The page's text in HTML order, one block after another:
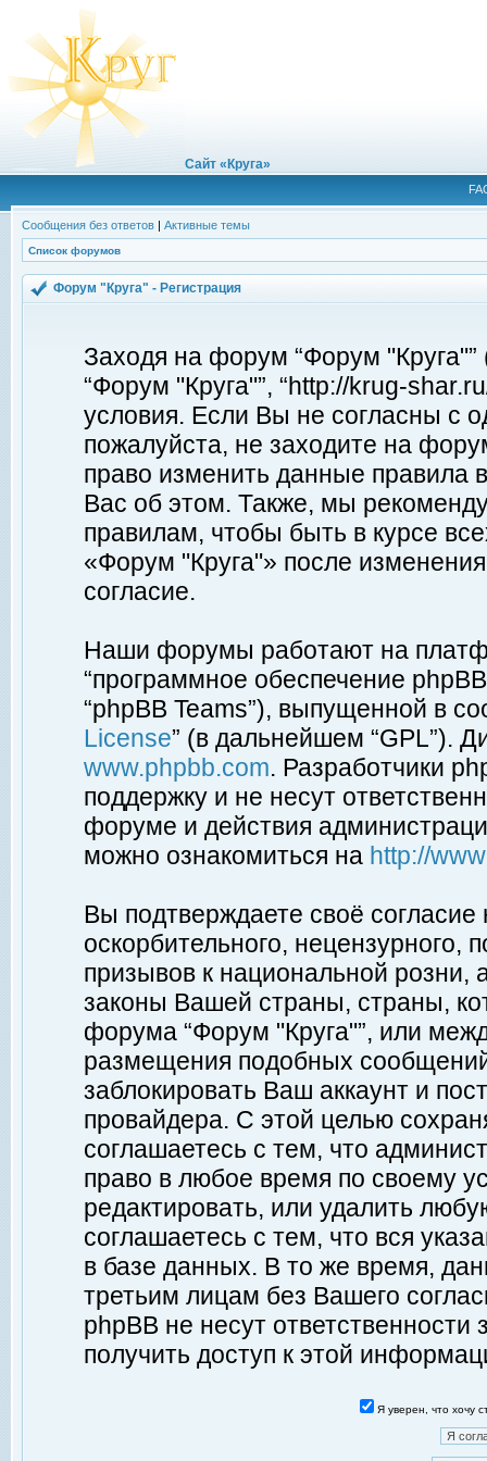
Сайт «Круга»
Сообщения без ответов | Активные темы
Список форумов
Форум "Круга" - Регистрация
Заходя на форум “Форум
“Форум "Круга"”, “http://krug-
условия. Если Вы не согласны с
пожалуйста, не заходите на
право изменить данные правила
Вас об этом. Также, мы
правилам, чтобы быть в курсе
«Форум "Круга"» после
согласие.
Наши форумы работают на
“программное обеспечение
“phpBB Teams”), выпущенной в
License” (в дальнейшем “GPL”).
www.phpbb.com. Разработчики
поддержку и не несут
форуме и действия
можно ознакомиться на http://
Вы подтверждаете своё
оскорбительного, нецензурного,
призывов к национальной
законы Вашей страны, страны,
форума “Форум "Круга"”, или
размещения подобных
заблокировать Ваш аккаунт и
провайдера. С этой целью
соглашаетесь с тем, что
право в любое время по своему
редактировать, или удалить
соглашаетесь с тем, что вся
в базе данных. В то же время,
третьим лицам без Вашего
phpBB не несут ответственности
получить доступ к этой
Я уверен, что хочу